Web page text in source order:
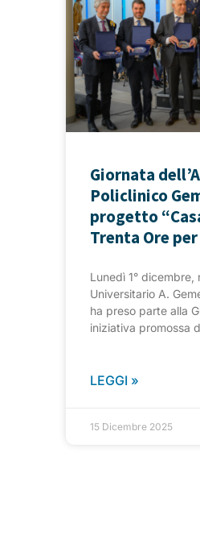
Giornata
Policlinico
progetto
Trenta Ore
Lunedì 1° dicembre,
Universitario A.
ha preso parte alla
iniziativa promossa
LEGGI »
15 Dicembre 2025